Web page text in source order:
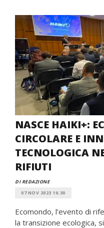
NASCE HAIKI+:
CIRCOLARE E
TECNOLOGICA
RIFIUTI
DI REDAZIONE
07 NOV 2023 16:30
Ecomondo, l’evento di
la transizione ecologica,